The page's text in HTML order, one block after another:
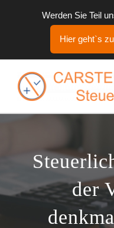
Inhalt
der
Werden Sie Teil
Hier geht`s